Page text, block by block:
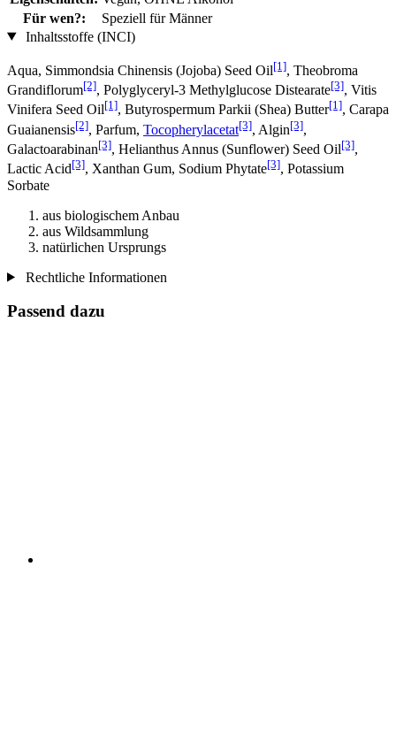
Für wen?:
Speziell für Männer
Inhaltsstoffe (INCI)
Aqua, Simmondsia Chinensis (Jojoba) Seed Oil[1], Theobroma
Grandiflorum[2], Polyglyceryl-3 Methylglucose Distearate[3], Vitis
Vinifera Seed Oil[1], Butyrospermum Parkii (Shea) Butter[1], Carapa
Guaianensis[2], Parfum, Tocopherylacetat[3], Algin[3],
Galactoarabinan[3], Helianthus Annus (Sunflower) Seed Oil[3],
Lactic Acid[3], Xanthan Gum, Sodium Phytate[3], Potassium
Sorbate
aus biologischem Anbau
aus Wildsammlung
natürlichen Ursprungs
Rechtliche Informationen
Passend dazu